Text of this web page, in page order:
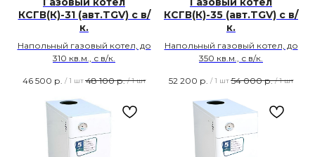
КСГВ(К)-31 (авт.TGV) с в/
к.
Напольный газовый котел, до
310 кв.м., с в/к.
46 500 р. / 1 шт 48 100 р. / 1 шт
КСГВ(К)-35 (авт.TGV) с в/
к.
Напольный газовый котел, до
350 кв.м., с в/к.
52 200 р. / 1 шт 54 000 р. / 1 шт